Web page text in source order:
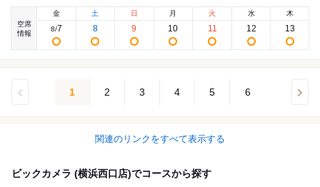
空席
情報
金
8/7
土
8
日
9
月
10
火
11
水
12
木
13
1 2 3 4 5 6
関連のリンクをすべて表示する
ビックカメラ (横浜西口店)でコースから探す